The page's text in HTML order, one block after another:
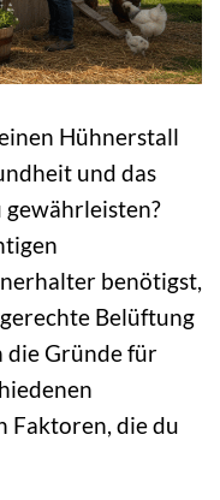
Hühnerstall
und das
benötigst,
Belüftung
die Gründe für
Faktoren, die du